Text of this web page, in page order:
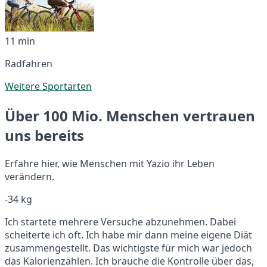
11 min
Radfahren
Weitere Sportarten
Über 100 Mio. Menschen vertrauen
uns bereits
Erfahre hier, wie Menschen mit Yazio ihr Leben
verändern.
-34 kg
Ich startete mehrere Versuche abzunehmen. Dabei
scheiterte ich oft. Ich habe mir dann meine eigene Diät
zusammengestellt. Das wichtigste für mich war jedoch
das Kalorienzählen. Ich brauche die Kontrolle über das,